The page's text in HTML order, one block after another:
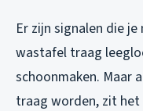
Er zijn signalen die
wastafel traag
schoonmaken. Maar
traag worden, zit het